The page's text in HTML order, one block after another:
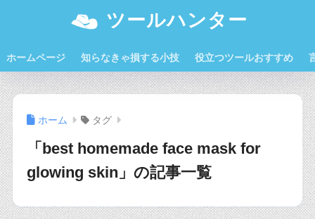
ツールハンター
ホームページ 知らなきゃ損する小技 役立つツールおすすめ
ホーム タグ
「best homemade face mask for
glowing skin」の記事一覧